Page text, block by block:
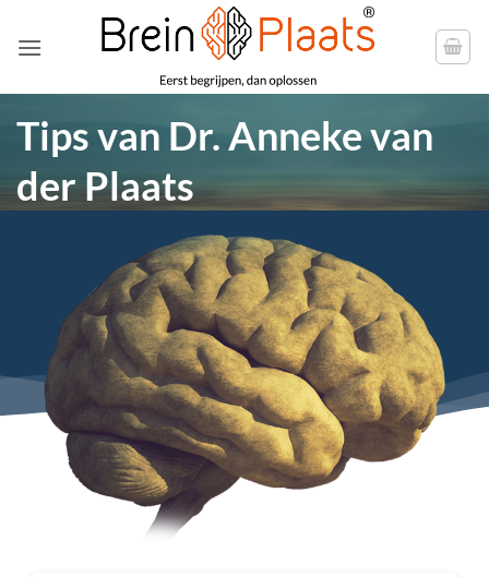
naar
Tips van Dr. Anneke van
der Plaats